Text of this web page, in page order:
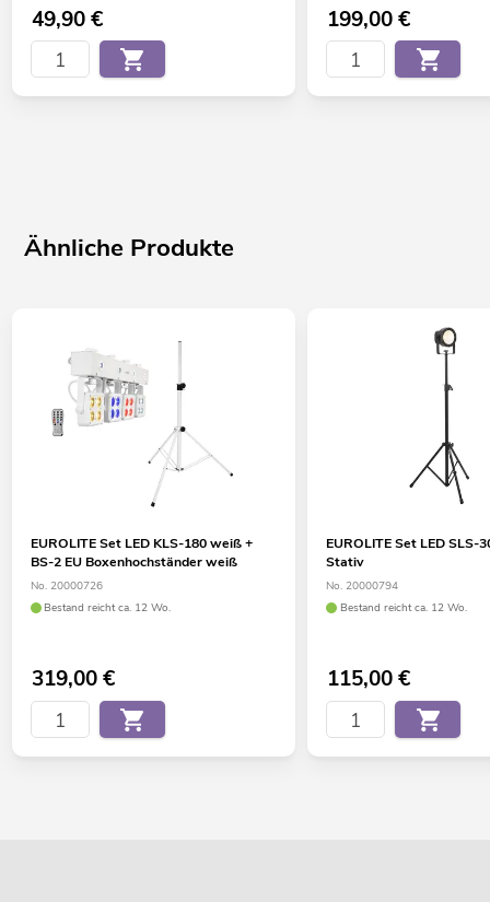
49,90€ 199,00€
Ähnliche Produkte
EUROLITE Set LED KLS-180 weiß +
BS-2 EU Boxenhochständer weiß
No. 20000726
Bestand reicht ca. 12 Wo.
319,00€
EUROLITE Set LED SLS-
Stativ
No. 20000794
Bestand reicht ca. 12 Wo.
115,00€